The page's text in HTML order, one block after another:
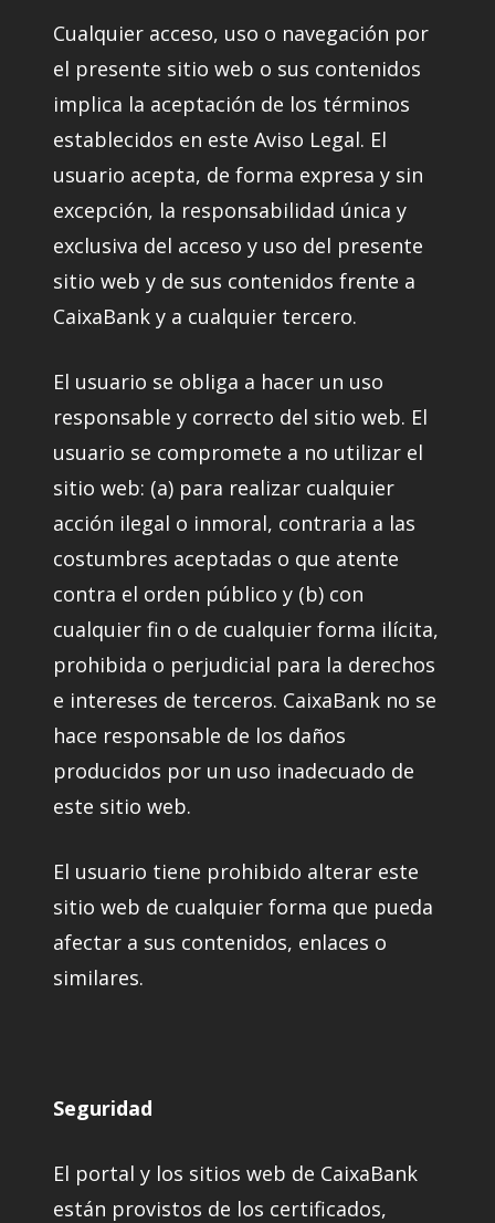
Cualquier acceso, uso o navegación por
el presente sitio web o sus contenidos
implica la aceptación de los términos
establecidos en este Aviso Legal. El
usuario acepta, de forma expresa y sin
excepción, la responsabilidad única y
exclusiva del acceso y uso del presente
sitio web y de sus contenidos frente a
CaixaBank y a cualquier tercero.
El usuario se obliga a hacer un uso
responsable y correcto del sitio web. El
usuario se compromete a no utilizar el
sitio web: (a) para realizar cualquier
acción ilegal o inmoral, contraria a las
costumbres aceptadas o que atente
contra el orden público y (b) con
cualquier fin o de cualquier forma ilícita,
prohibida o perjudicial para la derechos
e intereses de terceros. CaixaBank no se
hace responsable de los daños
producidos por un uso inadecuado de
este sitio web.
El usuario tiene prohibido alterar este
sitio web de cualquier forma que pueda
afectar a sus contenidos, enlaces o
similares.
Seguridad
El portal y los sitios web de CaixaBank
están provistos de los certificados,